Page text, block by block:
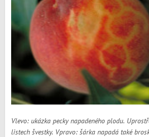
Vlevo: ukázka pecky napadeného plodu.
listech švestky. Vpravo: šárka napadá také